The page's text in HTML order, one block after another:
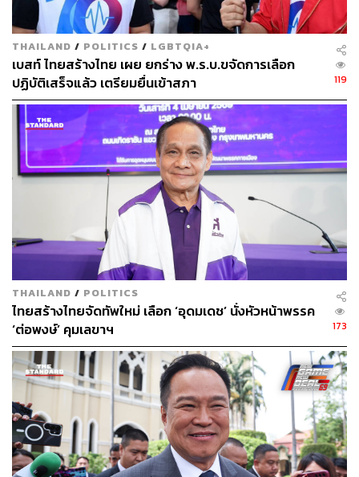
ทำให้ประเทศไทยมีการสำรองไฟฟ้าเกินความต้องการใช้จริง
สูงถึง 20,000 กิโลวัตต์ชั่วโมง หรือเกือบ 60% โดยโรงไฟฟ้า
ขนาดใหญ่เหล่านี้ แต่ประชาชนต้องจ่ายค่าไฟฟ้าที่ไม่ได้ใช้
ให้นายทุนเหล่านี้ไปฟรีๆ ถึงปีละ 26,000 ล้านบาท ทั้งที่โรง
ไฟฟ้าของนายทุนใหญ่ไม่ได้เดินเครื่องผลิตจริงแม้แต่เมกะ
วัตต์เดียว
THAILAND / POLITICS / LGBTQIA+
เบสท์ ไทยสร้างไทย เผย ยกร่าง พ.ร.บ.ขจัดการเลือก
ปฏิบัติเสร็จแล้ว เตรียมยื่นเข้าสภา
119
THAILAND / POLITICS
ไทยสร้างไทยจัดทัพใหม่ เลือก ‘อุดมเดช’ นั่งหัวหน้าพรรค
‘ต่อพงษ์’ คุมเลขาฯ
173